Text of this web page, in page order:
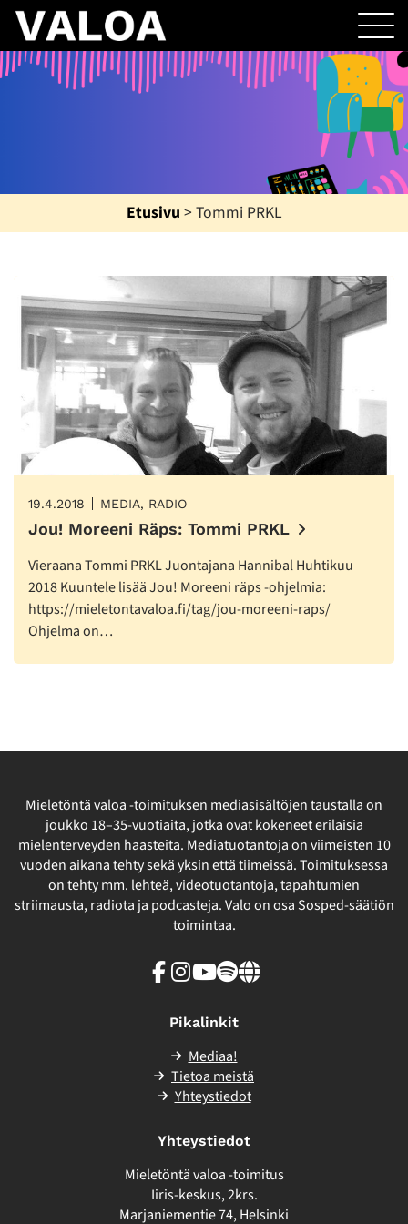
Etusivu > Tommi PRKL
19.4.2018 MEDIA, RADIO
Jou! Moreeni Räps: Tommi PRKL
Vieraana Tommi PRKL Juontajana Hannibal Huhtikuu
2018 Kuuntele lisää Jou! Moreeni räps -ohjelmia:
https://mieletontavaloa.fi/tag/jou-moreeni-raps/
Ohjelma on…
Mieletöntä valoa -toimituksen mediasisältöjen taustalla on
joukko 18–35-vuotiaita, jotka ovat kokeneet erilaisia
mielenterveyden haasteita. Mediatuotantoja on viimeisten 10
vuoden aikana tehty sekä yksin että tiimeissä. Toimituksessa
on tehty mm. lehteä, videotuotantoja, tapahtumien
striimausta, radiota ja podcasteja. Valo on osa Sosped-säätiön
toimintaa.
Facebook
Instagram
Youtube
SpotifyLinkki
Pikalinkit
Mediaa!
Tietoa meistä
Yhteystiedot
Yhteystiedot
Mieletöntä valoa -toimitus
Iiris-keskus, 2krs.
Marjaniementie 74, Helsinki